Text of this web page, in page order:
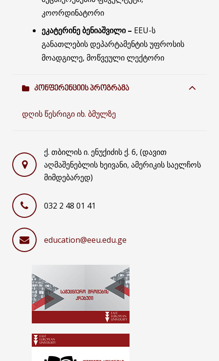
კოორდინატორი
ეკატერინე ბენიაშვილი – EEU-ს
განათლების დეპარტამენტის უფროსის
მოადგილე, მოწვეული ლექტორი
ᲙᲝᲜᲤᲔᲠᲔᲜᲪᲘᲘᲡ ᲞᲠᲝᲒᲠᲐᲛᲐ
დღის წესრიგი იხ. ბმულზე
ქ. თბილის ი. ენუქიძის ქ. 6, (დავით
აღმაშენებლის ხეივანი, ამერიკის საელჩოს
მიმდებარედ)
032 2 48 01 41
education@eeu.edu.ge